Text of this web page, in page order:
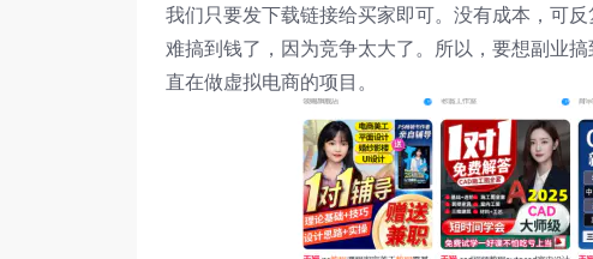
我们只要发下载链接给买家即可。没有成本，可
难搞到钱了，因为竞争太大了。所以，要想副业
直在做虚拟电商的项目。